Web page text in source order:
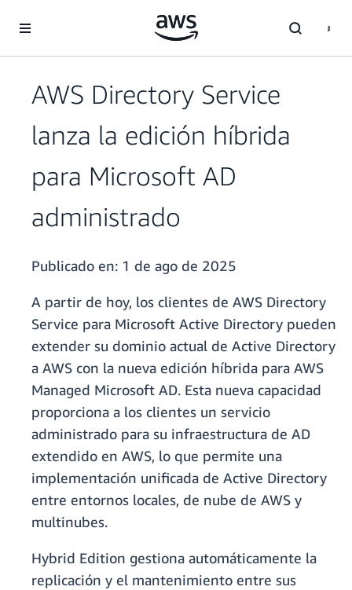
AWS Directory Service
lanza la edición híbrida
para Microsoft AD
administrado
Publicado en: 1 de ago de 2025
A partir de hoy, los clientes de AWS Directory
Service para Microsoft Active Directory pueden
extender su dominio actual de Active Directory
a AWS con la nueva edición híbrida para AWS
Managed Microsoft AD. Esta nueva capacidad
proporciona a los clientes un servicio
administrado para su infraestructura de AD
extendido en AWS, lo que permite una
implementación unificada de Active Directory
entre entornos locales, de nube de AWS y
multinubes.
Hybrid Edition gestiona automáticamente la
replicación y el mantenimiento entre sus